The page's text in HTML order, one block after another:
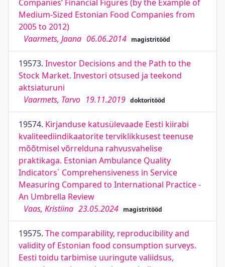
Companies’ Financial Figures (by the Example of
Medium-Sized Estonian Food Companies from
2005 to 2012)
Vaarmets, Jaana 06.06.2014 magistritööd
19573. Investor Decisions and the Path to the
Stock Market. Investori otsused ja teekond
aktsiaturuni
Vaarmets, Tarvo 19.11.2019 doktoritööd
19574. Kirjanduse katusülevaade Eesti kiirabi
kvaliteediindikaatorite terviklikkusest teenuse
mõõtmisel võrrelduna rahvusvahelise
praktikaga. Estonian Ambulance Quality
Indicators´ Comprehensiveness in Service
Measuring Compared to International Practice -
An Umbrella Review
Vaas, Kristiina 23.05.2024 magistritööd
19575. The comparability, reproducibility and
validity of Estonian food consumption surveys.
Eesti toidu tarbimise uuringute valiidsus,